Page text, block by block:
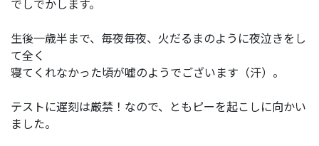
生後一歳半まで、毎夜毎夜、火だるまのように夜泣きをし
て全く
寝てくれなかった頃が嘘のようでございます（汗）。
テストに遅刻は厳禁！なので、ともピーを起こしに向かい
ました。